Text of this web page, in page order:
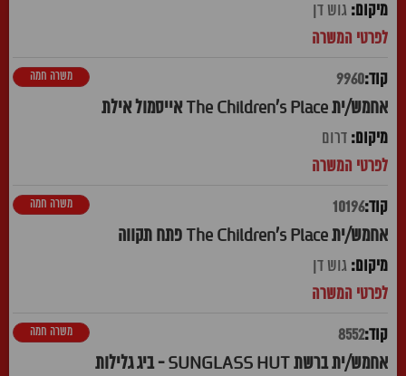
גוש דן
9960
אחמש/ית The Children's Place אייסמול אילת
משרה חמה
דרום
10196
אחמש/ית The Children's Place פתח תקווה
משרה חמה
גוש דן
8552
אחמש/ית ברשת SUNGLASS HUT - ביג גלילות
משרה חמה